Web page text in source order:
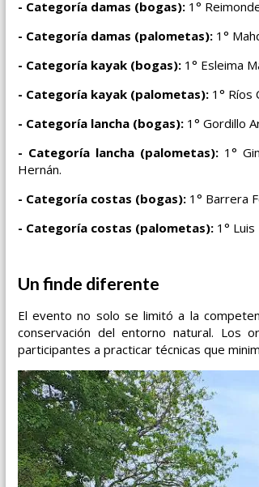
- Categoría damas (bogas): 1°
- Categoría damas (palometas): 1°
- Categoría kayak (bogas): 1° Esleima
- Categoría kayak (palometas): 1° Ríos
- Categoría lancha (bogas): 1° Gordillo
- Categoría lancha (palometas):1°
Hernán.
- Categoría costas (bogas): 1° Barrera
- Categoría costas (palometas): 1°
Un finde diferente
El evento no solo se limitó a la
conservación del entorno natural. Los
participantes a practicar técnicas que